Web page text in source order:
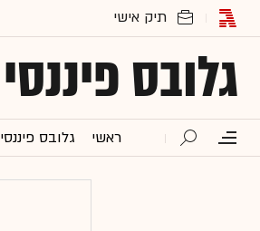
גלובס פיננסי
ראשי גלובס פיננסי